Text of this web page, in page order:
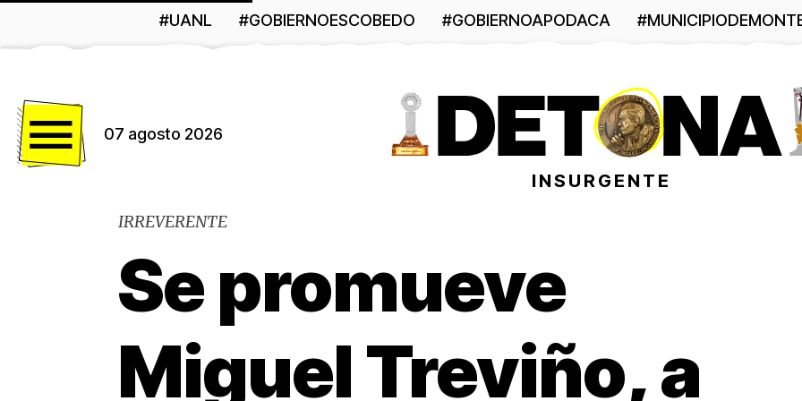
#UANL #GOBIERNOESCOBEDO #GOBIERNOAPODACA
07 agosto 2026
INSURGENTE
IRREVERENTE
Se promueve
Miguel Treviño, a